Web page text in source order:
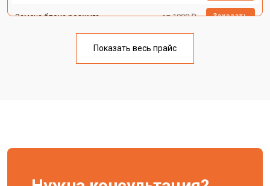
Замена блока розжига от 1900 ₽ Заказать
Показать весь прайс